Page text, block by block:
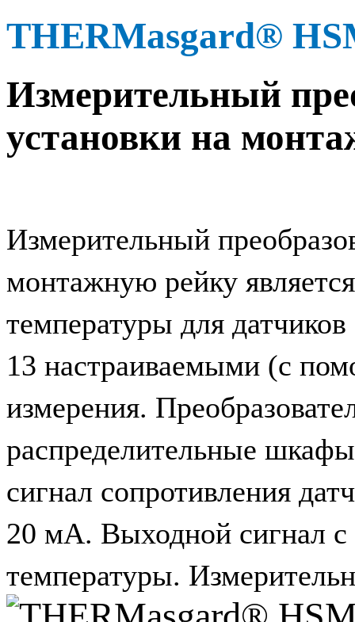
THERMasgard®
Измеритель­ный
установки на
Измерительный
монтажную рейку
температуры для
13 настраиваемыми (с
измерения.
распределительные
сигнал сопротивления
20 мА. Выходной сигнал с
температуры.